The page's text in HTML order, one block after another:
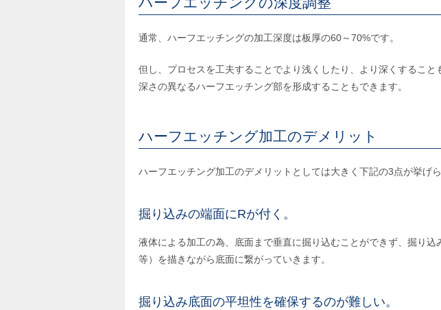
通常、ハーフエッチングの加工深度は板厚の60～70%です。
但し、プロセスを工夫することでより浅くしたり、より深くするこ
深さの異なるハーフエッチング部を形成することもできます。
ハーフエッチング加工のデメリット
ハーフエッチング加工のデメリットとしては大きく下記の3点が挙げら
掘り込みの端面にRが付く。
液体による加工の為、底面まで垂直に掘り込むことができず、掘り込
等）を描きながら底面に繋がっていきます。
掘り込み底面の平坦性を確保するのが難しい。